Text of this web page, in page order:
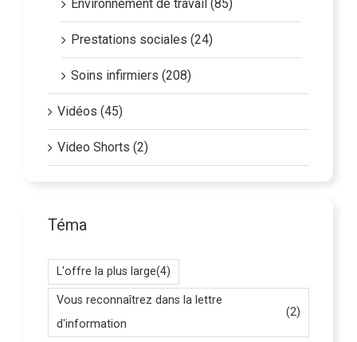
Environnement de travail (85)
Prestations sociales (24)
Soins infirmiers (208)
Vidéos (45)
Video Shorts (2)
Téma
L'offre la plus large(4)
Vous reconnaîtrez dans la lettre
d'information
(2)